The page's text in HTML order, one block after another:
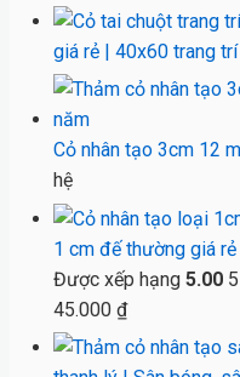
giá rẻ | 40x60 trang
Cỏ nhân tạo 3cm 12
hệ
1 cm đế thường giá rẻ
Được xếp hạng 5.00
45.000 ₫